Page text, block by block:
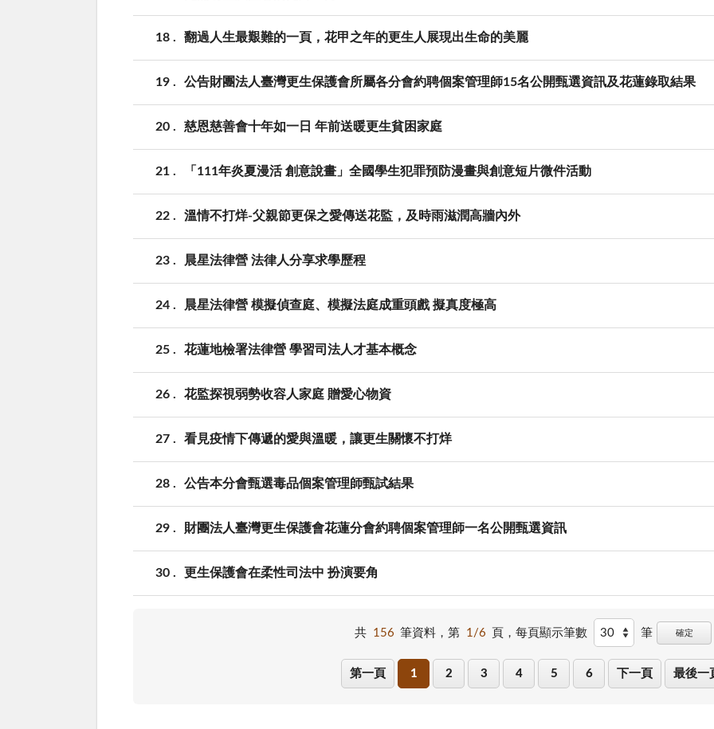
18 翻過人生最艱難的一頁，花甲之年的更生人展現出生命的美麗
19 公告財團法人臺灣更生保護會所屬各分會約聘個案管理師15名公開甄選資訊及花蓮錄取結果
20 慈恩慈善會十年如一日 年前送暖更生貧困家庭
21 「111年炎夏漫活 創意說畫」全國學生犯罪預防漫畫與創意短片微件活動
22 溫情不打烊-父親節更保之愛傳送花監，及時雨滋潤高牆內外
23 晨星法律營 法律人分享求學歷程
24 晨星法律營 模擬偵查庭、模擬法庭成重頭戲 擬真度極高
25 花蓮地檢署法律營 學習司法人才基本概念
26 花監探視弱勢收容人家庭 贈愛心物資
27 看見疫情下傳遞的愛與溫暖，讓更生關懷不打烊
28 公告本分會甄選毒品個案管理師甄試結果
29 財團法人臺灣更生保護會花蓮分會約聘個案管理師一名公開甄選資訊
30 更生保護會在柔性司法中 扮演要角
共 156 筆資料，第 1/6 頁，每頁顯示筆數 筆 確定
第一頁 1 2 3 4 5 6 下一頁 最後一